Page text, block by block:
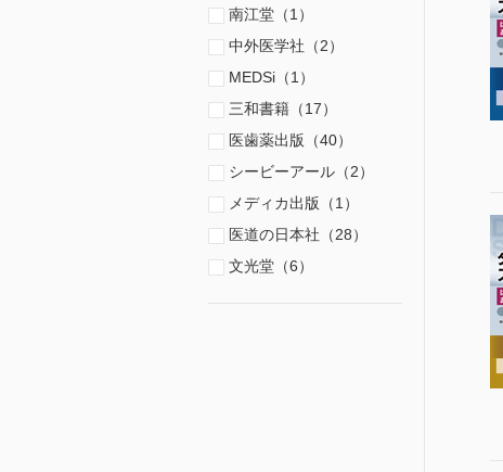
南江堂（1）
中外医学社（2）
MEDSi（1）
三和書籍（17）
医歯薬出版（40）
シービーアール（2）
メディカ出版（1）
医道の日本社（28）
文光堂（6）